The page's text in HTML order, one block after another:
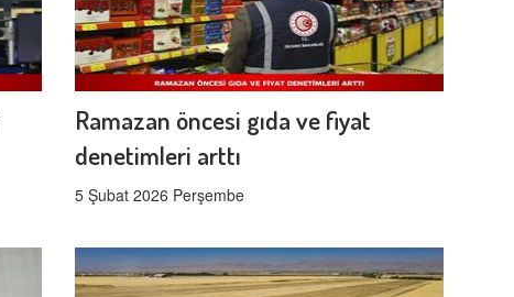
Ramazan öncesi gıda ve fiyat
denetimleri arttı
5 Şubat 2026 Perşembe